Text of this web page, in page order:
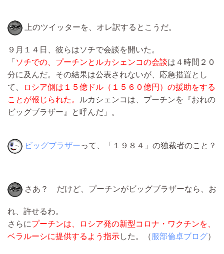
上のツイッターを、オレ訳するとこうだ。
９月１４日、彼らはソチで会談を開いた。
「 ソチでの、プーチンとルカシェンコの会談は４時間２０
分に及んだ。その結果は公表されないが、応急措置とし
て、
ロシア側は１５億ドル（１５６０億円）の援助をする
ことが報じられた。
ルカシェンコは、プーチンを『おれの
ビッグブラザー』と呼んだ」。
ビッグブラザーって、「１９８４」の独裁者のこと？
さあ？ だけど、プーチンがビッグブラザーなら、お
れ、許せるわ。
さらにプーチンは、ロシア発の新型コロナ・ワクチンを、
ベラルーシに提供するよう指示した。（ 服部倫卓ブログ）